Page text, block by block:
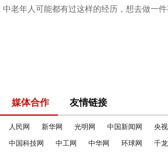
中老年人可能都有过这样的经历，想去做一
媒体合作 友情链接
人民网 新华网 光明网 中国新闻网 央
中国科技网
中工网 中华网 环球网 千